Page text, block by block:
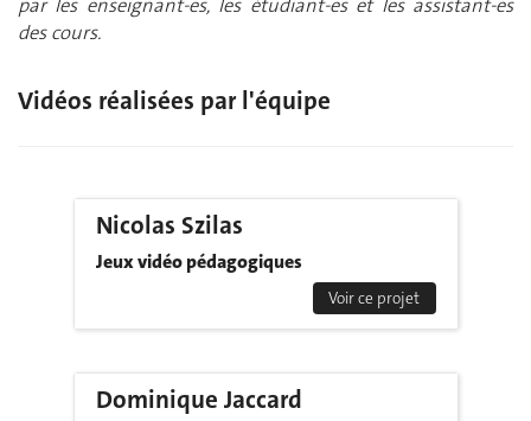
par les enseignant-es, les étudiant-es et les assistant-es
des cours.
Vidéos réalisées par l'équipe
Nicolas Szilas
Jeux vidéo pédagogiques
Voir ce projet
Dominique Jaccard